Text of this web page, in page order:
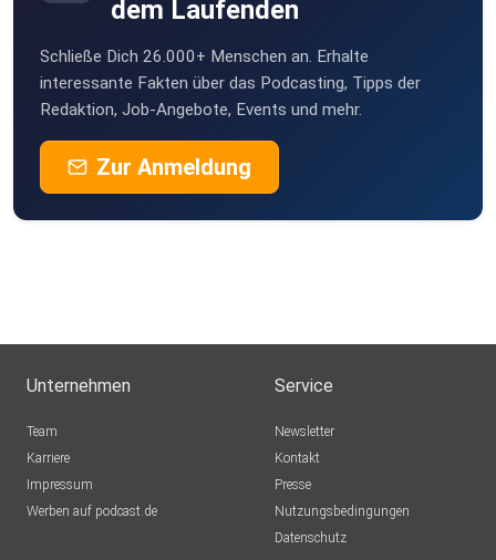
dem Laufenden
Schließe Dich 26.000+ Menschen an. Erhalte
interessante Fakten über das Podcasting, Tipps der
Redaktion, Job-Angebote, Events und mehr.
Zur Anmeldung
Unternehmen
Team
Karriere
Impressum
Werben auf podcast.de
Service
Newsletter
Kontakt
Presse
Nutzungsbedingungen
Datenschutz